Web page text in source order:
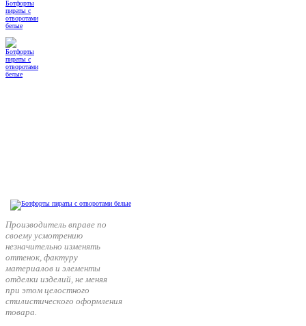
Производитель вправе по
своему усмотрению
незначительно изменять
оттенок, фактуру
материалов и элементы
отделки изделий, не меняя
при этом целостного
стилистического оформления
товара.